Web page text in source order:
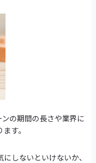
の期間の長さや業界に
す。
しないといけないか、